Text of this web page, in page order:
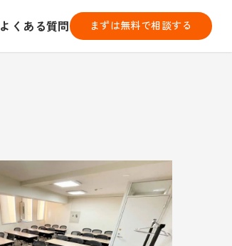
よくある質問 まずは無料で相談する